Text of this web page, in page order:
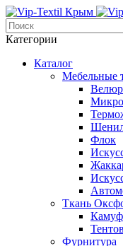
Категории
Каталог
Мебельные
Велюр
Флок
Ткань
Фурнитура